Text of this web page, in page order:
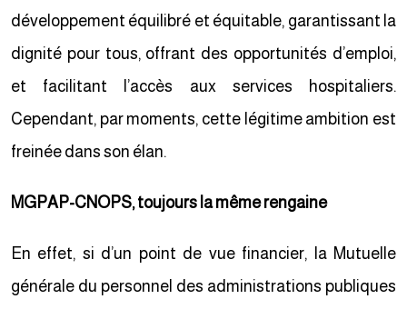
développement équilibré et équitable, garantissant la
dignité pour tous, offrant des opportunités d’emploi,
et facilitant l’accès aux services hospitaliers.
Cependant, par moments, cette légitime ambition est
freinée dans son élan.
MGPAP-CNOPS, toujours la même rengaine
En effet, si d’un point de vue financier, la Mutuelle
générale du personnel des administrations publiques